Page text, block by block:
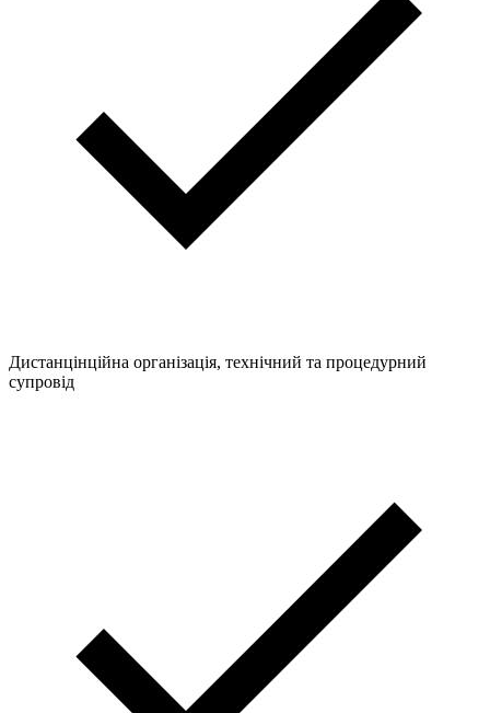
Дистанцінційна організація, технічний та процедурний
супровід